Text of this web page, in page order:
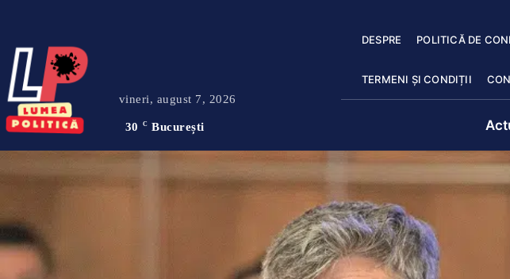
vineri, august 7, 2026
30 C București
DESPRE POLITICĂ DE
TERMENI ȘI CONDIȚII